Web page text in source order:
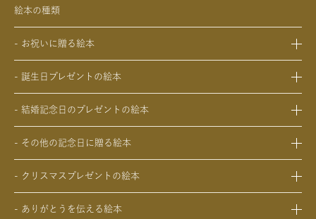
絵本の種類
- お祝いに贈る絵本
- 結婚祝いの絵本
- 入園・入学／卒園・卒業祝いの絵本
- 還暦祝いの絵本
- 誕生日プレゼントの絵本
- 小学生の子供への誕生日プレゼントの絵本
- 20歳の誕生日プレゼントの絵本
- 女性、妻、彼女、女友達への誕生日プレゼントの絵本
- 男性、夫、彼氏、男友達への誕生日プレゼントの絵本
- 結婚記念日のプレゼントの絵本
- 両親への結婚記念日の絵本
- その他の記念日に贈る絵本
- バレンタインデー / ホワイトデーの絵本
- クリスマスプレゼントの絵本
- ありがとうを伝える絵本